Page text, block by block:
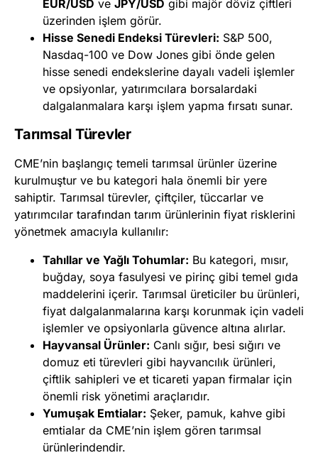
EUR/USD ve JPY/USD gibi majör döviz çiftleri
üzerinden işlem görür.
Hisse Senedi Endeksi Türevleri: S&P 500,
Nasdaq-100 ve Dow Jones gibi önde gelen
hisse senedi endekslerine dayalı vadeli işlemler
ve opsiyonlar, yatırımcılara borsalardaki
dalgalanmalara karşı işlem yapma fırsatı sunar.
Tarımsal Türevler
CME’nin başlangıç temeli tarımsal ürünler üzerine
kurulmuştur ve bu kategori hala önemli bir yere
sahiptir. Tarımsal türevler, çiftçiler, tüccarlar ve
yatırımcılar tarafından tarım ürünlerinin fiyat risklerini
yönetmek amacıyla kullanılır:
Tahıllar ve Yağlı Tohumlar: Bu kategori, mısır,
buğday, soya fasulyesi ve pirinç gibi temel gıda
maddelerini içerir. Tarımsal üreticiler bu ürünleri,
fiyat dalgalanmalarına karşı korunmak için vadeli
işlemler ve opsiyonlarla güvence altına alırlar.
Hayvansal Ürünler: Canlı sığır, besi sığırı ve
domuz eti türevleri gibi hayvancılık ürünleri,
çiftlik sahipleri ve et ticareti yapan firmalar için
önemli risk yönetimi araçlarıdır.
Yumuşak Emtialar: Şeker, pamuk, kahve gibi
emtialar da CME’nin işlem gören tarımsal
ürünlerindendir.